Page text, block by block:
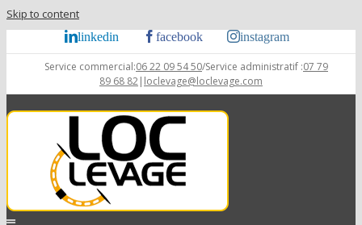
Skip to content
linkedin facebook instagram
Service commercial:06 22 09 54 50/Service administratif :07 79
89 68 82| loclevage@loclevage.com